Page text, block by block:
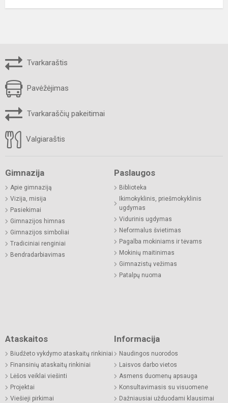
Tvarkaraštis
Pavėžėjimas
Tvarkaraščių pakeitimai
Valgiaraštis
Gimnazija
Apie gimnaziją
Vizija, misija
Pasiekimai
Gimnazijos himnas
Gimnazijos simboliai
Tradiciniai renginiai
Bendradarbiavimas
Paslaugos
Biblioteka
Ikimokyklinis, priešmokyklinis
ugdymas
Vidurinis ugdymas
Neformalus švietimas
Pagalba mokiniams ir tėvams
Mokinių maitinimas
Gimnazistų vežimas
Patalpų nuoma
Ataskaitos
Biudžeto vykdymo ataskaitų rinkiniai
Finansinių ataskaitų rinkiniai
Lėšos veiklai viešinti
Projektai
Viešieji pirkimai
Informacija
Naudingos nuorodos
Laisvos darbo vietos
Asmens duomenų apsauga
Konsultavimasis su visuomene
Dažniausiai užduodami klausimai